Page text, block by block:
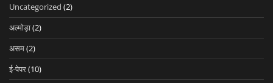
Uncategorized (2)
अल्मोड़ा(2)
असम(2)
ई-पेपर(10)